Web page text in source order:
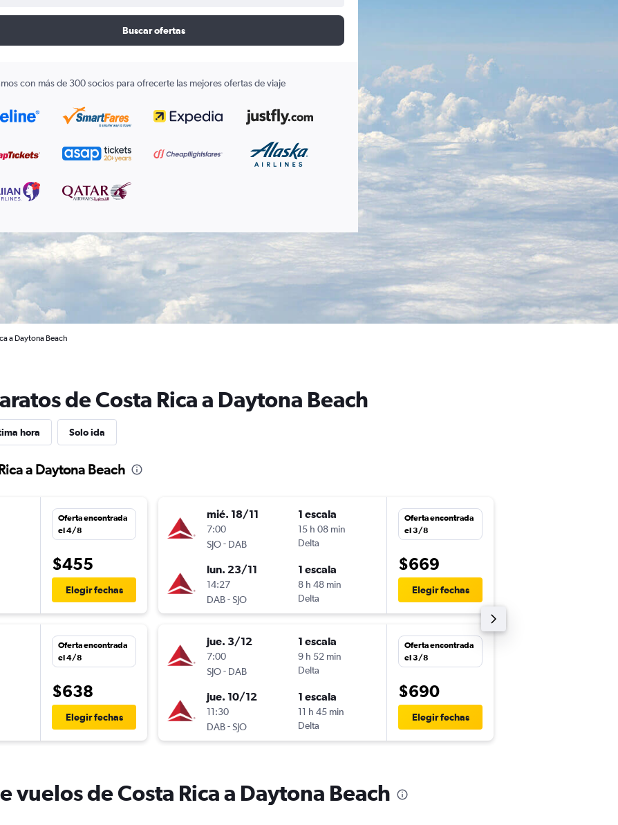
Buscar ofertas
con más de 300 socios para ofrecerte las mejores ofertas de viaje
a Daytona Beach
de Costa Rica a Daytona Beach
hora Solo ida
a Daytona Beach
Oferta encontrada
el 4/8
$455
Elegir fechas
Oferta encontrada
el 4/8
$638
Elegir fechas
mié. 18/11
7:00
SJO- DAB
1 escala
15 h 08 min
Delta
lun. 23/11
14:27
DAB-SJO
1 escala
8 h 48 min
Delta
Oferta encontrada
el 3/8
$669
Elegir fechas
jue. 3/12
7:00
SJO- DAB
1 escala
9 h 52 min
Delta
jue. 10/12
11:30
DAB-SJO
1 escala
11 h 45 min
Delta
Oferta encontrada
el 3/8
$690
Elegir fechas
vuelos de Costa Rica a Daytona Beach